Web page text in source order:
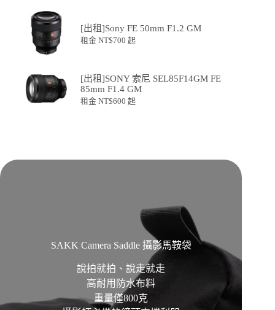
[出租]Sony FE 50mm F1.2 GM
租金 NT$700 起
[出租]SONY 索尼 SEL85F14GM FE
85mm F1.4 GM
租金 NT$600 起
SAKK Camera Saddle 攝影馬鞍袋
說拍就拍、說走就走
高耐用防水布料
重量僅800克